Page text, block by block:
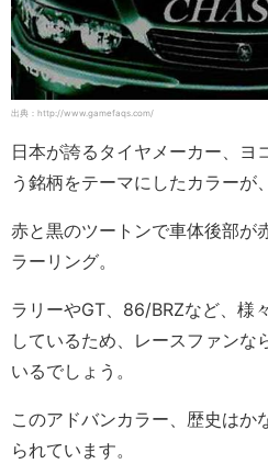
出典：http://www.gamefaqs.com/
日本が誇るタイヤメーカー、ヨ
う銘柄をテーマにしたカラーが
赤と黒のツートンで車体後部が
ラーリング。
ラリーやGT、86/BRZなど、様
しているため、レースファンな
いるでしょう。
このアドバンカラー、歴史はか
られています。